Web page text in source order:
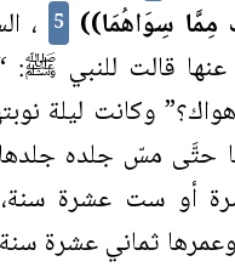
مِمَّا سِوَاهُمَا)) 5 ،
قالت للنبي ﷺ:
وكانت ليلة
حتَّى مسّ جلده
أو ست عشرة
ثماني عشرة